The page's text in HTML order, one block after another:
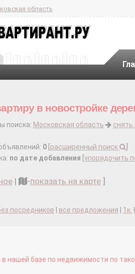
область
в новостройке
поиска: Московская область снять
0 расширенный поиск
по дате добавления упорядочить
| -показать на карте
посредников все предложения 1к.
нашей базе по недвижимости по